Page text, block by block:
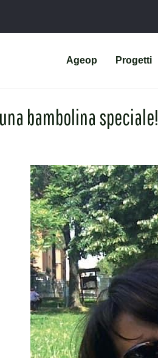
Ageop Progetti
bambolina speciale!